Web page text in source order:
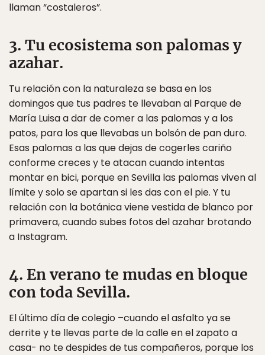
llaman “costaleros”.
3. Tu ecosistema son palomas y
azahar.
Tu relación con la naturaleza se basa en los
domingos que tus padres te llevaban al Parque de
María Luisa a dar de comer a las palomas y a los
patos, para los que llevabas un bolsón de pan duro.
Esas palomas a las que dejas de cogerles cariño
conforme creces y te atacan cuando intentas
montar en bici, porque en Sevilla las palomas viven al
límite y solo se apartan si les das con el pie. Y tu
relación con la botánica viene vestida de blanco por
primavera, cuando subes fotos del azahar brotando
a Instagram.
4. En verano te mudas en bloque
con toda Sevilla.
El último día de colegio –cuando el asfalto ya se
derrite y te llevas parte de la calle en el zapato a
casa- no te despides de tus compañeros, porque los